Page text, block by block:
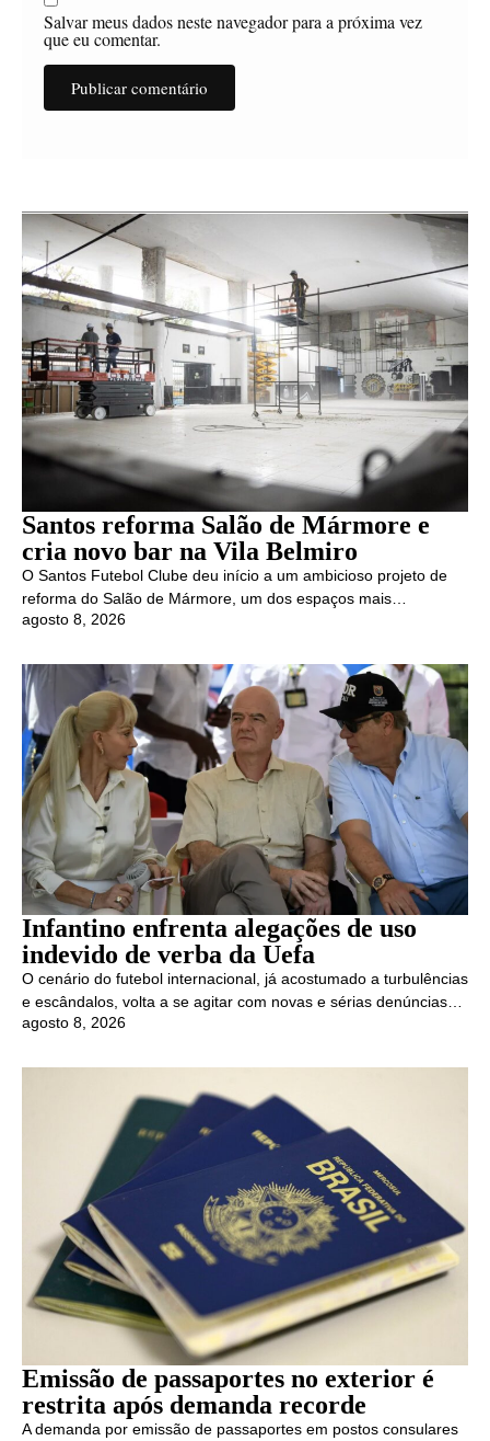
Salvar meus dados neste navegador para a próxima vez
que eu comentar.
Santos reforma Salão de Mármore e
cria novo bar na Vila Belmiro
O Santos Futebol Clube deu início a um ambicioso projeto de
reforma do Salão de Mármore, um dos espaços mais…
agosto 8, 2026
Infantino enfrenta alegações de uso
indevido de verba da Uefa
O cenário do futebol internacional, já acostumado a turbulências
e escândalos, volta a se agitar com novas e sérias denúncias…
agosto 8, 2026
Emissão de passaportes no exterior é
restrita após demanda recorde
A demanda por emissão de passaportes em postos consulares